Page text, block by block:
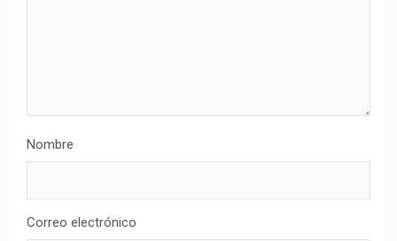
Nombre
Correo electrónico